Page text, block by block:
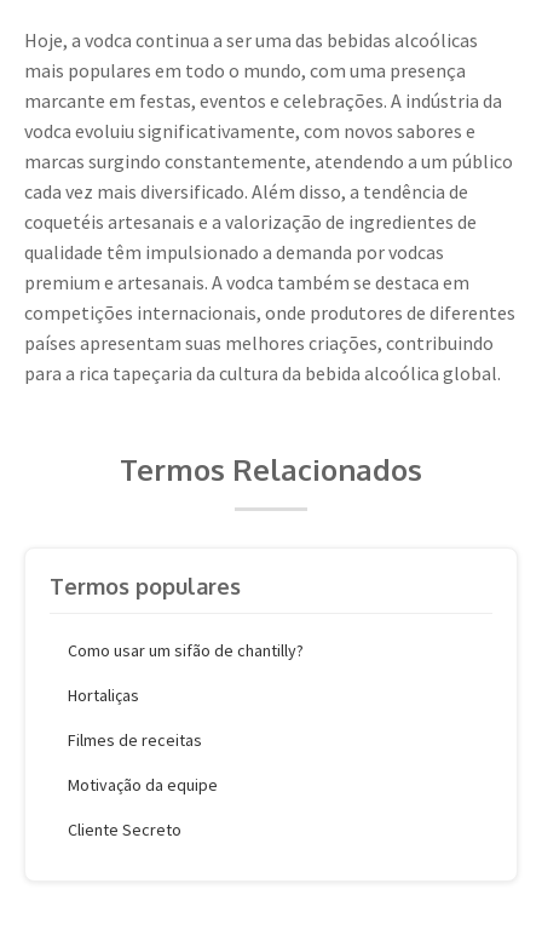
Hoje, a vodca continua a ser uma das bebidas alcoólicas
mais populares em todo o mundo, com uma presença
marcante em festas, eventos e celebrações. A indústria da
vodca evoluiu significativamente, com novos sabores e
marcas surgindo constantemente, atendendo a um público
cada vez mais diversificado. Além disso, a tendência de
coquetéis artesanais e a valorização de ingredientes de
qualidade têm impulsionado a demanda por vodcas
premium e artesanais. A vodca também se destaca em
competições internacionais, onde produtores de diferentes
países apresentam suas melhores criações, contribuindo
para a rica tapeçaria da cultura da bebida alcoólica global.
Termos Relacionados
Termos populares
Como usar um sifão de chantilly?
Hortaliças
Filmes de receitas
Motivação da equipe
Cliente Secreto